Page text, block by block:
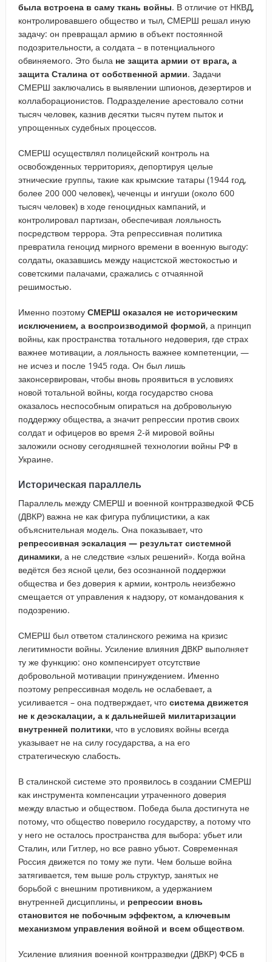
была встроена в саму ткань войны. В отличие от НКВД,
контролировавшего общество и тыл, СМЕРШ решал иную
задачу: он превращал армию в объект постоянной
подозрительности, а солдата – в потенциального
обвиняемого. Это была не защита армии от врага, а
защита Сталина от собственной армии. Задачи
СМЕРШ заключались в выявлении шпионов, дезертиров и
коллаборационистов. Подразделение арестовало сотни
тысяч человек, казнив десятки тысяч путем пыток и
упрощенных судебных процессов.
СМЕРШ осуществлял полицейский контроль на
освобожденных территориях, депортируя целые
этнические группы, такие как крымские татары (1944 год,
более 200 000 человек), чеченцы и ингуши (около 600
тысяч человек) в ходе геноцидных кампаний, и
контролировал партизан, обеспечивая лояльность
посредством террора. Эта репрессивная политика
превратила геноцид мирного времени в военную выгоду:
солдаты, оказавшись между нацистской жестокостью и
советскими палачами, сражались с отчаянной
решимостью.
Именно поэтому СМЕРШ оказался не историческим
исключением, а воспроизводимой формой, а принцип
войны, как пространства тотального недоверия, где страх
важнее мотивации, а лояльность важнее компетенции, —
не исчез и после 1945 года. Он был лишь
законсервирован, чтобы вновь проявиться в условиях
новой тотальной войны, когда государство снова
оказалось неспособным опираться на добровольную
поддержку общества, а значит репрессии против своих
солдат и офицеров во время 2-й мировой войны
заложили основу сегодняшней технологии войны РФ в
Украине.
Историческая параллель
Параллель между СМЕРШ и военной контрразведкой ФСБ
(ДВКР) важна не как фигура публицистики, а как
объяснительная модель. Она показывает, что
репрессивная эскалация — результат системной
динамики, а не следствие «злых решений». Когда война
ведётся без ясной цели, без осознанной поддержки
общества и без доверия к армии, контроль неизбежно
смещается от управления к надзору, от командования к
подозрению.
СМЕРШ был ответом сталинского режима на кризис
легитимности войны. Усиление влияния ДВКР выполняет
ту же функцию: оно компенсирует отсутствие
добровольной мотивации принуждением. Именно
поэтому репрессивная модель не ослабевает, а
усиливается – она подтверждает, что система движется
не к деэскалации, а к дальнейшей милитаризации
внутренней политики, что в условиях войны всегда
указывает не на силу государства, а на его
стратегическую слабость.
В сталинской системе это проявилось в создании СМЕРШ
как инструмента компенсации утраченного доверия
между властью и обществом. Победа была достигнута не
потому, что общество поверило государству, а потому что
у него не осталось пространства для выбора: убьет или
Сталин, или Гитлер, но все равно убьют. Современная
Россия движется по тому же пути. Чем больше война
затягивается, тем выше роль структур, занятых не
борьбой с внешним противником, а удержанием
внутренней дисциплины, и репрессии вновь
становится не побочным эффектом, а ключевым
механизмом управления войной и всем обществом.
Усиление влияния военной контрразведки (ДВКР) ФСБ в